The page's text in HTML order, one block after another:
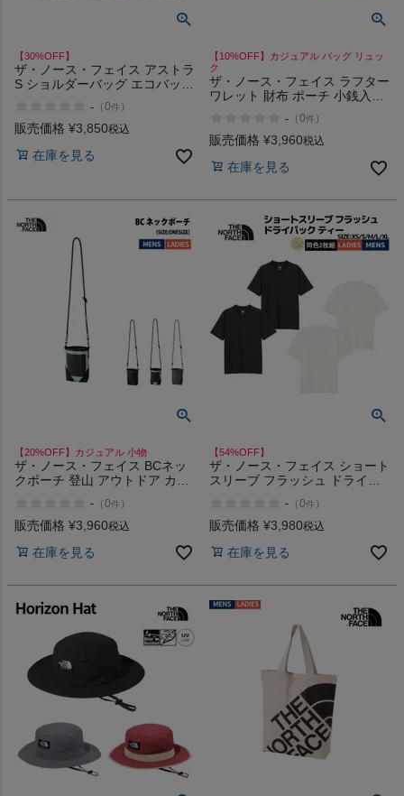
【30%OFF】
ザ・ノース・フェイス アストラ
S ショルダーバッグ エコバッグ
アウトドア THE NORTH FACE
3L アウトレット セール
- （0件 ）
販売価格 ¥3,850税込
在庫を見る
【10%OFF】カジュアル バッグ リュッ
ク
ザ・ノース・フェイス ラフター
ワレット 財布 ポーチ 小銭入れ
THE NORTH FACE RAFTER
WALLET
- （0件 ）
販売価格 ¥3,960税込
在庫を見る
【20%OFF】カジュアル 小物
ザ・ノース・フェイス BCネッ
クポーチ 登山 アウトドア カジ
THE NORTH FACE
- （0件 ）
販売価格 ¥3,960税込
在庫を見る
【54%OFF】
ザ・ノース・フェイス ショート
スリーブ フラッシュ ドライパ
半袖シャツ クルーネック プル
オーバー アウトドア キャンプ
DRY PACK TEE アウトレット
- （0件 ）
販売価格 ¥3,980税込
在庫を見る